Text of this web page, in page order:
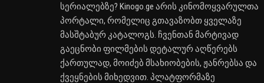
სერიალებზე? Kinogo.ge არის კინომოყვარულთა
პორტალი, რომელიც გთავაზობთ ყველაზე
მასშტაბურ კატალოგს. ჩვენთან მარტივად
გაეცნობი ფილმების დეტალურ აღწერებს
ქართულად, მოიძებ მსახიობების, ჟანრებსა და
ქვეყნების მიხედვით. პლატფორმაზე